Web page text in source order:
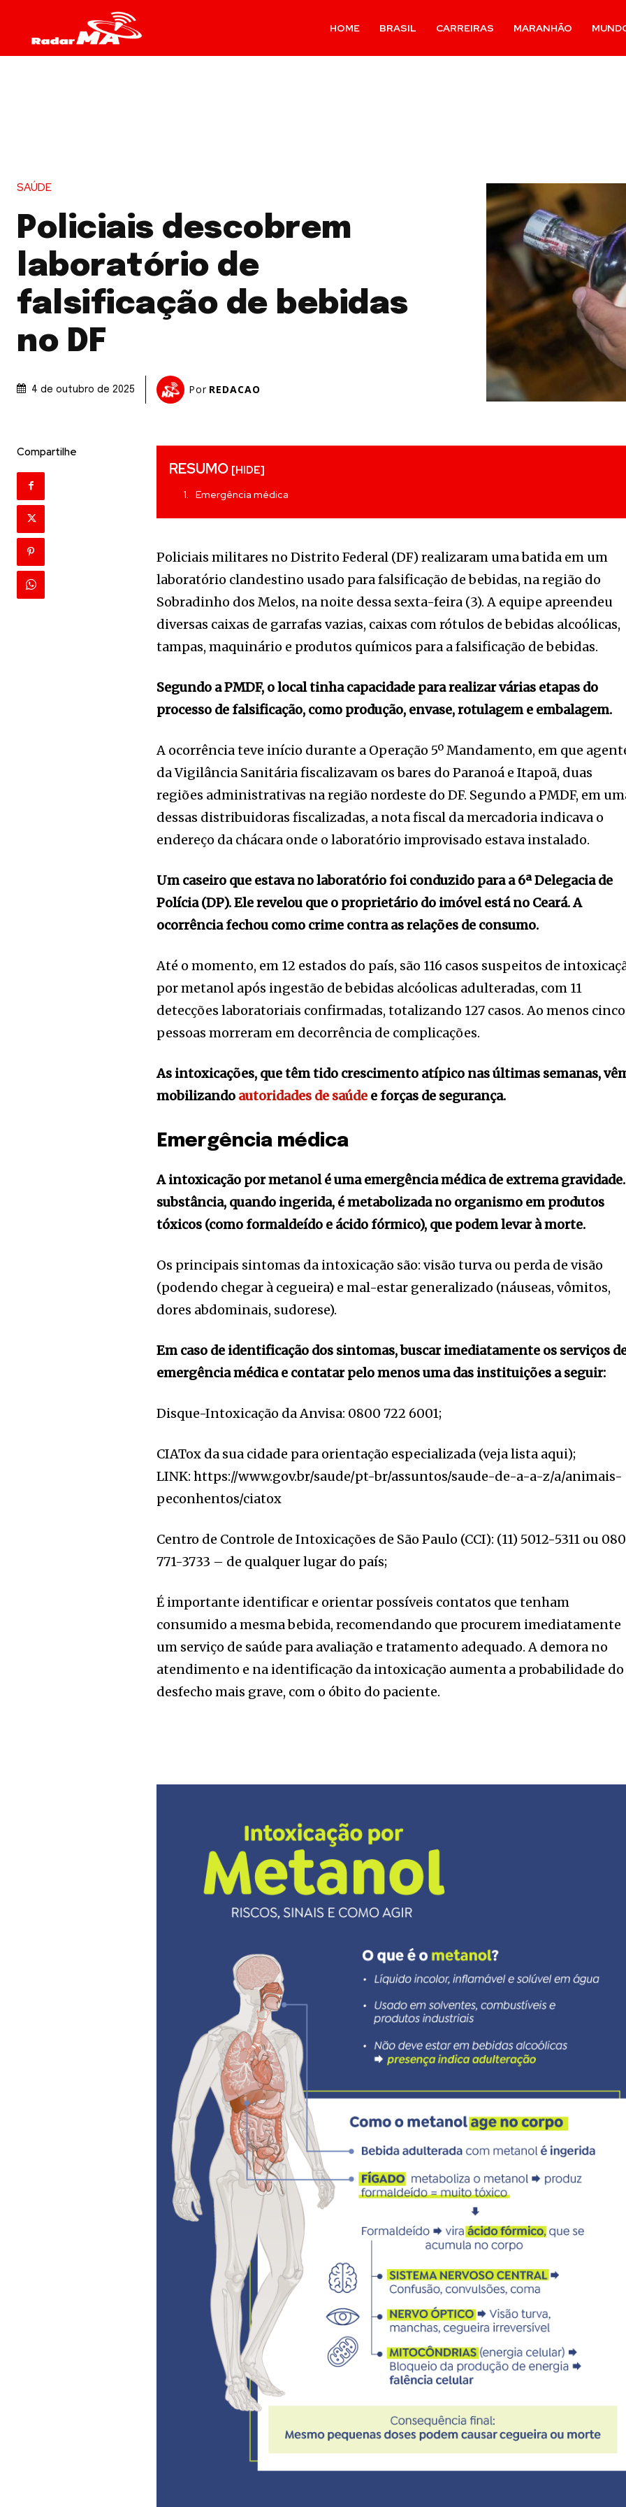
HOME BRASIL CARREIRAS MARANHÃO
SAÚDE
Policiais descobrem
laboratório de
falsificação de bebidas
no DF
4 de outubro de 2025 Por REDACAO
Compartilhe
RESUMO [HIDE]
Emergência médica
Policiais militares no Distrito Federal (DF) realizaram uma batida em um
laboratório clandestino usado para falsificação de bebidas, na região do
Sobradinho dos Melos, na noite dessa sexta-feira (3). A equipe apreendeu
diversas caixas de garrafas vazias, caixas com rótulos de bebidas alcoólicas,
tampas, maquinário e produtos químicos para a falsificação de bebidas.
Segundo a PMDF, o local tinha capacidade para realizar várias etapas do
processo de falsificação, como produção, envase, rotulagem e embalagem.
A ocorrência teve início durante a Operação 5º Mandamento, em que
da Vigilância Sanitária fiscalizavam os bares do Paranoá e Itapoã, duas
regiões administrativas na região nordeste do DF. Segundo a PMDF, em
dessas distribuidoras fiscalizadas, a nota fiscal da mercadoria indicava o
endereço da chácara onde o laboratório improvisado estava instalado.
Um caseiro que estava no laboratório foi conduzido para a 6ª Delegacia de
Polícia (DP). Ele revelou que o proprietário do imóvel está no Ceará. A
ocorrência fechou como crime contra as relações de consumo.
Até o momento, em 12 estados do país, são 116 casos suspeitos de
por metanol após ingestão de bebidas alcóolicas adulteradas, com 11
detecções laboratoriais confirmadas, totalizando 127 casos. Ao menos cinco
pessoas morreram em decorrência de complicações.
As intoxicações, que têm tido crescimento atípico nas últimas semanas,
mobilizando autoridades de saúde e forças de segurança.
Emergência médica
A intoxicação por metanol é uma emergência médica de extrema
substância, quando ingerida, é metabolizada no organismo em produtos
tóxicos (como formaldeído e ácido fórmico), que podem levar à morte.
Os principais sintomas da intoxicação são: visão turva ou perda de visão
(podendo chegar à cegueira) e mal-estar generalizado (náuseas, vômitos,
dores abdominais, sudorese).
Em caso de identificação dos sintomas, buscar imediatamente os serviços
emergência médica e contatar pelo menos uma das instituições a seguir:
Disque-Intoxicação da Anvisa: 0800 722 6001;
CIATox da sua cidade para orientação especializada (veja lista aqui);
LINK: https://www.gov.br/saude/pt-br/assuntos/saude-de-a-a-z/a/animais-
peconhentos/ciatox
Centro de Controle de Intoxicações de São Paulo (CCI): (11) 5012-5311 ou
771-3733 – de qualquer lugar do país;
É importante identificar e orientar possíveis contatos que tenham
consumido a mesma bebida, recomendando que procurem imediatamente
um serviço de saúde para avaliação e tratamento adequado. A demora no
atendimento e na identificação da intoxicação aumenta a probabilidade do
desfecho mais grave, com o óbito do paciente.